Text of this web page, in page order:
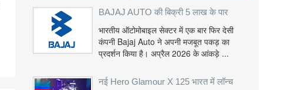
BAJAJ AUTO की बिक्री 5 लाख के पार
भारतीय ऑटोमोबाइल सेक्टर में एक बार फिर देसी
कंपनी Bajaj Auto ने अपनी मजबूत पकड़ का
प्रदर्शन किया है। अप्रैल 2026 के आंकड़े ...
नई Hero Glamour X 125 भारत में लॉन्च